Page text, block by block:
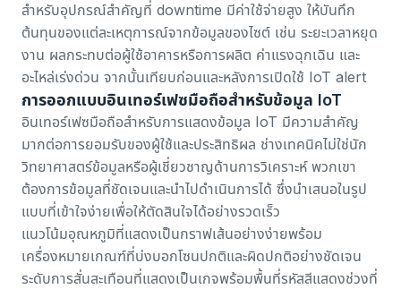
สำหรับอุปกรณ์สำคัญที่ downtime มีค่าใช้จ่ายสูง ให้บันทึก
ต้นทุนของแต่ละเหตุการณ์จากข้อมูลของไซต์ เช่น ระยะเวลาหยุด
งาน ผลกระทบต่อผู้ใช้อาคารหรือการผลิต ค่าแรงฉุกเฉิน และ
อะไหล่เร่งด่วน จากนั้นเทียบก่อนและหลังการเปิดใช้ IoT alert
การออกแบบอินเทอร์เฟซมือถือสำหรับข้อมูล IoT
อินเทอร์เฟซมือถือสำหรับการแสดงข้อมูล IoT มีความสำคัญ
มากต่อการยอมรับของผู้ใช้และประสิทธิผล ช่างเทคนิคไม่ใช่นัก
วิทยาศาสตร์ข้อมูลหรือผู้เชี่ยวชาญด้านการวิเคราะห์ พวกเขา
ต้องการข้อมูลที่ชัดเจนและนำไปดำเนินการได้ ซึ่งนำเสนอในรูป
แบบที่เข้าใจง่ายเพื่อให้ตัดสินใจได้อย่างรวดเร็ว
แนวโน้มอุณหภูมิที่แสดงเป็นกราฟเส้นอย่างง่ายพร้อม
เครื่องหมายเกณฑ์ที่บ่งบอกโซนปกติและผิดปกติอย่างชัดเจน
ระดับการสั่นสะเทือนที่แสดงเป็นเกจพร้อมพื้นที่รหัสสีแสดงช่วงที่